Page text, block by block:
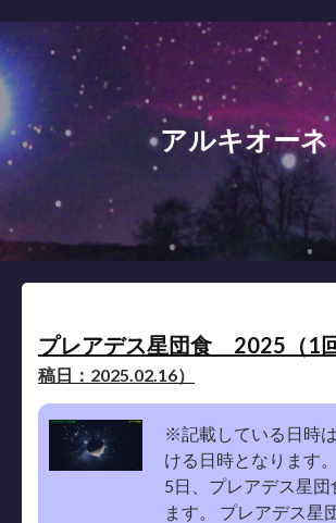
content
アルキオーネ
プレアデス星団食 2025（1回
稿日：2025.02.16）
※記載している日時
ける日時となります
5日、プレアデス星団
ます。 プレアデス星